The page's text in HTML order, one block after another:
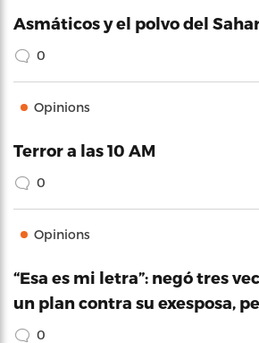
Asmáticos y el polvo del
0
Opinions
Terror a las 10 AM
0
Opinions
“Esa es mi letra”: negó tres
un plan contra su exesposa,
0